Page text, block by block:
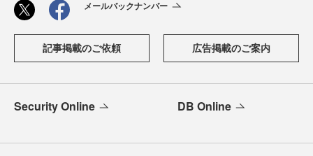
メールバックナンバー
記事掲載のご依頼 広告掲載のご案内
Security Online DB Online